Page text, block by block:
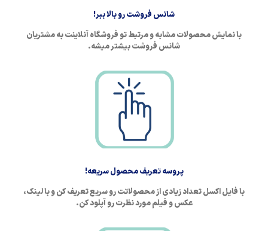
شانس فروشت رو بالا ببر!
با نمایش محصولات مشابه و مرتبط تو فروشگاه آنلاینت به مشتریان
شانس فروشت بیشتر میشه.
پروسه تعریف محصول سریعه!
با فایل اکسل تعداد زیادی از محصولاتت رو سریع تعریف کن و با لینک،
عکس و فیلم مورد نظرت رو آپلود کن.